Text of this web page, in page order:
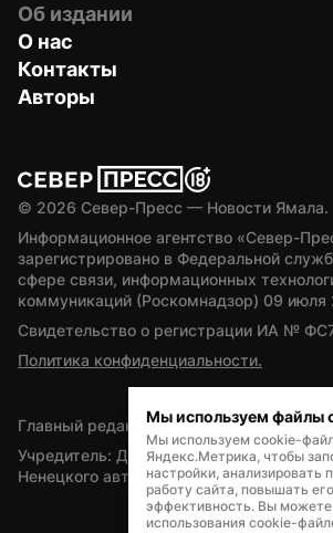
Об издании
О нас
Контакты
Авторы
© 2026 Север-Пресс — Новости Ямала.
Информационное агентство «Север-
зарегистрировано в Федеральной
сфере связи, информационных
коммуникаций (Роскомнадзор) 09 июля
Свидетельство о регистрации ИА №
Политика конфиденциальности.
Главный редактор — А.Л. Поздеев
Учредитель: Департамент внутренней
Ненецкого автономного округа
Мы используем файлы
Мы используем cookie-
Яндекс.Метрика, чтобы
настройки, анализировать
работу сайта, повышать его
эффективность. Вы можете
использования cookie-